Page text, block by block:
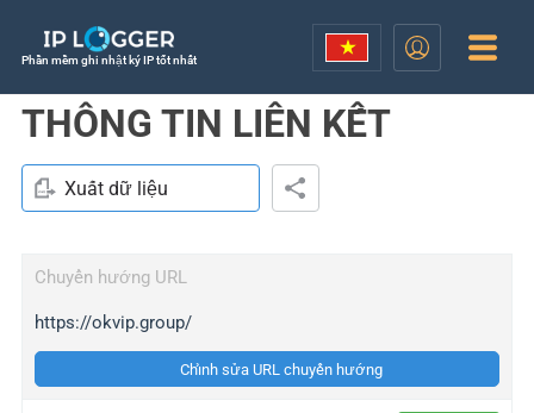
Phần mềm ghi nhật ký IP tốt nhất
THÔNG TIN LIÊN KẾT
Xuất dữ liệu
Chuyển hướng URL
https://okvip.group/
Chỉnh sửa URL chuyển hướng